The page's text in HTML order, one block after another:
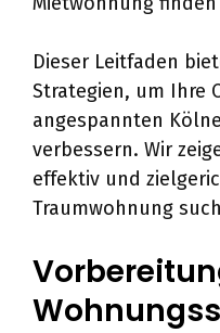
Dieser Leitfaden
Strategien, um Ihre
angespannten
verbessern. Wir
effektiv und
Traumwohnung